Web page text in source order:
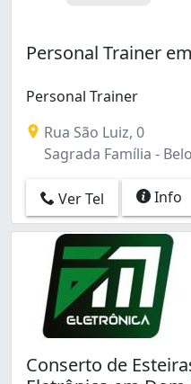
Santa Mônica (6)
Santa Tereza (5)
Santa Terezinha (1)
Santo Agostinho (4)
Santo André (4)
Santo Antônio (25)
Savassi (19)
Serra (14)
Serrano (16)
Silveira (6)
Sion (18)
São Bento (5)
São Bernardo (2)
São Francisco (1)
Personal Trainer
Personal Trainer
Rua São Luiz, 0
Sagrada Família -
Ver Tel Info
Conserto de